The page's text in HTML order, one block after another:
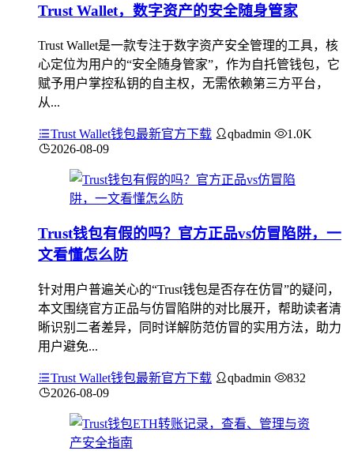
Trust Wallet，数字资产的安全随身管家
Trust Wallet是一款专注于数字资产安全管理的工具，核
心定位为用户的“安全随身管家”，作为自托管钱包，它
赋予用户掌控私钥的自主权，无需依赖第三方平台，
从...
Trust Wallet钱包最新官方下载 qbadmin
1.0K
2026-08-09
Trust钱包有假的吗？官方正品vs仿冒陷阱，一
文看懂怎么防
针对用户普遍关心的“Trust钱包是否存在仿冒”的疑问，
本文围绕官方正品与仿冒陷阱的对比展开，帮助读者清
晰识别二者差异，同时详解防范仿冒的实用方法，助力
用户避免...
Trust Wallet钱包最新官方下载 qbadmin
832
2026-08-09